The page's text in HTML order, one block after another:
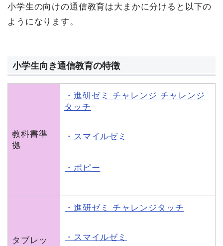
小学生の向けの通信教育は大まかに分けると以下の
ようになります。
小学生向き通信教育の特徴
教科書準
拠
・進研ゼミ チャレンジ チャレンジ
タッチ
・スマイルゼミ
・ポピー
タブレッ
・進研ゼミ チャレンジタッチ
・スマイルゼミ